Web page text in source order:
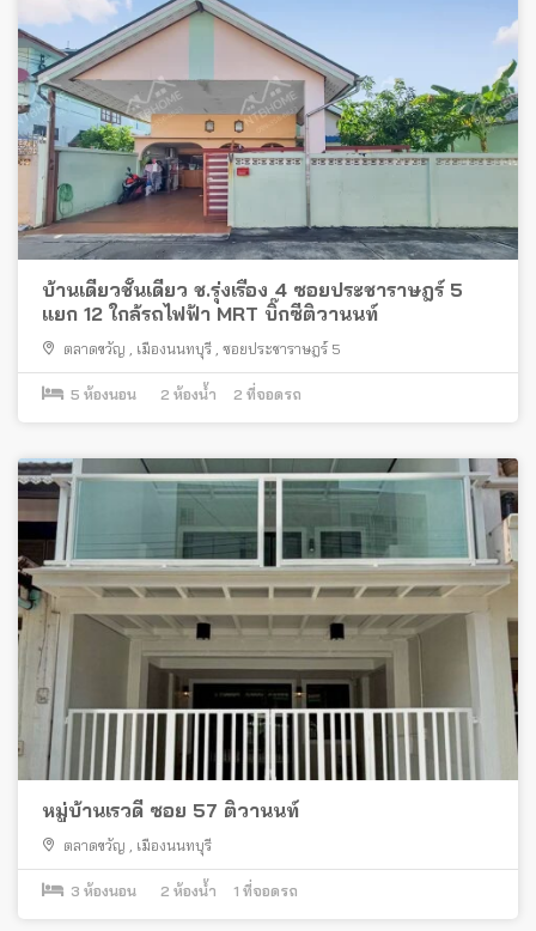
บ้านเดี่ยวชั้นเดียว ช.รุ่งเรือง 4 ซอยประชาราษฎร์ 5
แยก 12 ใกล้รถไฟฟ้า MRT บิ๊กซีติวานนท์
ตลาดขวัญ เมืองนนทบุรี ซอยประชาราษฎร์ 5
5 ห้องนอน 2 ห้องน้ำ 2 ที่จอดรถ
หมู่บ้านเรวดี ซอย 57 ติวานนท์
ตลาดขวัญ , เมืองนนทบุรี
3 ห้องนอน 2 ห้องน้ำ 1 ที่จอดรถ